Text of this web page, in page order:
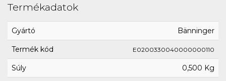
Termékadatok
Gyártó Bänninger
Termék kód E0200330040000000110
Súly 0,500 Kg